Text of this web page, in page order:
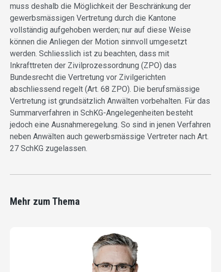
muss deshalb die Möglichkeit der Beschränkung der
gewerbsmässigen Vertretung durch die Kantone
vollständig aufgehoben werden; nur auf diese Weise
können die Anliegen der Motion sinnvoll umgesetzt
werden. Schliesslich ist zu beachten, dass mit
Inkrafttreten der Zivilprozessordnung (ZPO) das
Bundesrecht die Vertretung vor Zivilgerichten
abschliessend regelt (Art. 68 ZPO). Die berufsmässige
Vertretung ist grundsätzlich Anwälten vorbehalten. Für das
Summarverfahren in SchKG-Angelegenheiten besteht
jedoch eine Ausnahmeregelung. So sind in jenen Verfahren
neben Anwälten auch gewerbsmässige Vertreter nach Art.
27 SchKG zugelassen.
Mehr zum Thema